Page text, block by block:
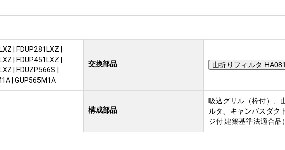
| FDUP281LXZ |
| FDUP451LXZ |
| FDUZP566S |
| GUP565M1A
交換部品 山折りフィルタ
構成部品
吸込グリル（枠付）、
ルタ、キャンバスダク
ジ付 建築基準法適合品